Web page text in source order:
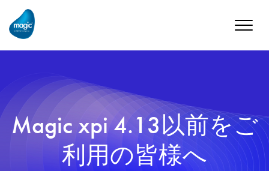
Toggle
Magic xpi 4.13以前をご
利用の皆様へ